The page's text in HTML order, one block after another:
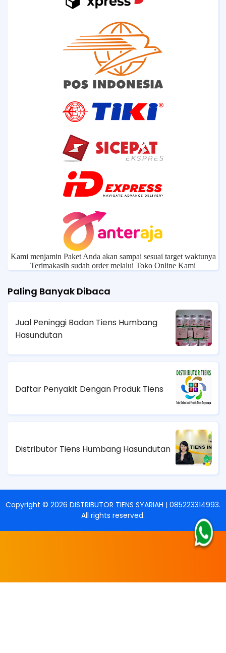
Kami menjamin Paket Anda akan sampai sesuai target waktunya
Terimakasih sudah order melalui Toko Online Kami
Paling Banyak Dibaca
Jual Peninggi Badan Tiens Humbang
Hasundutan
Daftar Penyakit Dengan Produk Tiens
Distributor Tiens Humbang Hasundutan
Copyright © 2026 DISTRIBUTOR TIENS SYARIAH | 085223314993.
All rights reserved.